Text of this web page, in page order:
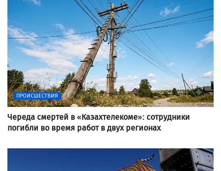
ПРОИСШЕСТВИЯ
Череда смертей в «Казахтелекоме»: сотрудники
погибли во время работ в двух регионах